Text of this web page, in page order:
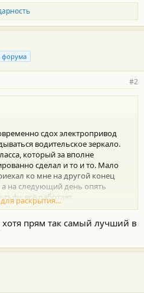
форума
#2
сдох электропривод
водительское зеркало.
который за вполне
сделал и то и то. Мало
ко мне на другой конец
а на следующий день опять
всё работает.
готов с радостью
раскрытия...
хотя прям так самый лучший в